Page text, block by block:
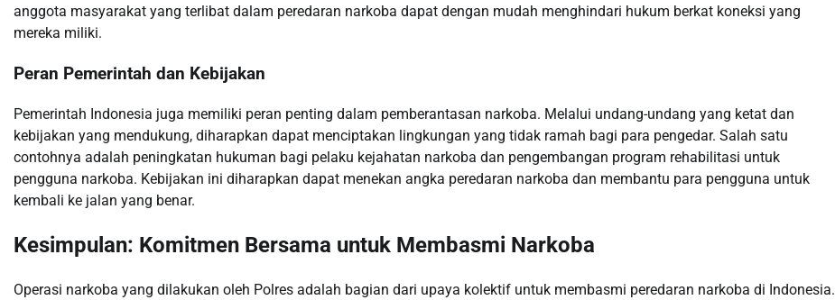
anggota masyarakat yang terlibat dalam peredaran narkoba dapat dengan mudah menghindari hukum berkat koneksi yang
mereka miliki.
Peran Pemerintah dan Kebijakan
Pemerintah Indonesia juga memiliki peran penting dalam pemberantasan narkoba. Melalui undang-undang yang ketat dan
kebijakan yang mendukung, diharapkan dapat menciptakan lingkungan yang tidak ramah bagi para pengedar. Salah satu
contohnya adalah peningkatan hukuman bagi pelaku kejahatan narkoba dan pengembangan program rehabilitasi untuk
pengguna narkoba. Kebijakan ini diharapkan dapat menekan angka peredaran narkoba dan membantu para pengguna untuk
kembali ke jalan yang benar.
Kesimpulan: Komitmen Bersama untuk Membasmi Narkoba
Operasi narkoba yang dilakukan oleh Polres adalah bagian dari upaya kolektif untuk membasmi peredaran narkoba di Indonesia.